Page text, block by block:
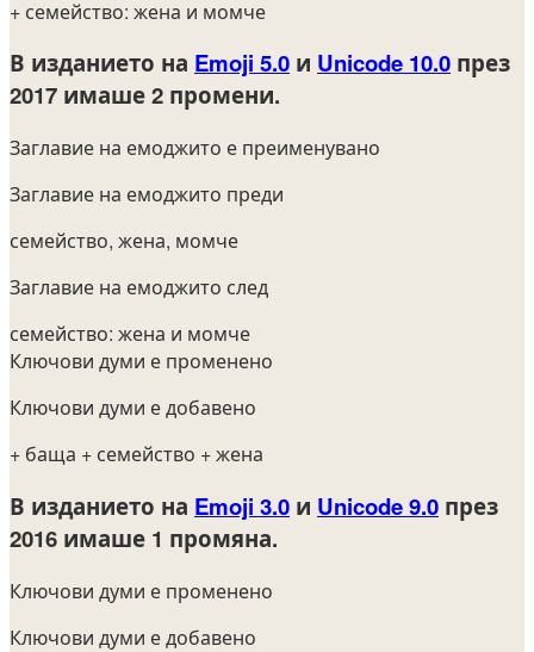
+ семейство: жена и момче
В изданието на Emoji 5.0 и Unicode 10.0 през
2017 имаше 2 промени.
Заглавие на емоджито е преименувано
Заглавие на емоджито преди
семейство, жена, момче
Заглавие на емоджито след
семейство: жена и момче
Ключови думи е променено
Ключови думи е добавено
+ баща + семейство + жена
В изданието на Emoji 3.0 и Unicode 9.0 през
2016 имаше 1 промяна.
Ключови думи е променено
Ключови думи е добавено